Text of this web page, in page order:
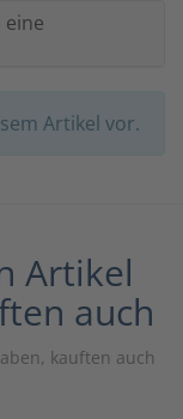
eine
Artikel vor.
Artikel
auch
kauften auch